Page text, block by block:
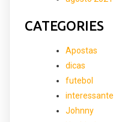
CATEGORIES
Apostas
dicas
futebol
interessante
Johnny